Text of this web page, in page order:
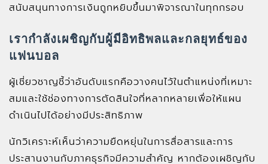
สนับสนุนทางการเงินถูกหยิบขึ้นมาพิจารณาในทุกกรอบ
เรากำลังเผชิญกับผู้มีอิทธิพลและกลยุทธ์ของ
แฟนบอล
ผู้เชี่ยวชาญชี้ว่าอันดับแรกคือวางคนไว้ในตำแหน่งที่เหมาะ
สมและใช้ช่องทางการตัดสินใจที่หลากหลายเพื่อให้แผน
ดำเนินไปได้อย่างมีประสิทธิภาพ
นักวิเคราะห์เห็นว่าความยืดหยุ่นในการสื่อสารและการ
ประสานงานกับภาคธุรกิจมีความสำคัญ หากต้องเผชิญกับ